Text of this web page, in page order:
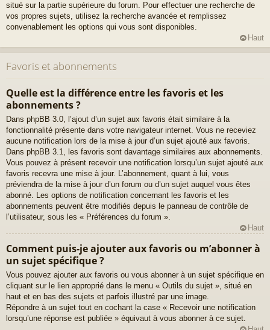
situé sur la partie supérieure du forum. Pour effectuer une recherche de
vos propres sujets, utilisez la recherche avancée et remplissez
convenablement les options qui vous sont disponibles.
Haut
Favoris et abonnements
Quelle est la différence entre les favoris et les
abonnements ?
Dans phpBB 3.0, l’ajout d’un sujet aux favoris était similaire à la
fonctionnalité présente dans votre navigateur internet. Vous ne receviez
aucune notification lors de la mise à jour d’un sujet ajouté aux favoris.
Dans phpBB 3.1, les favoris sont davantage similaires aux abonnements.
Vous pouvez à présent recevoir une notification lorsqu’un sujet ajouté aux
favoris recevra une mise à jour. L’abonnement, quant à lui, vous
préviendra de la mise à jour d’un forum ou d’un sujet auquel vous êtes
abonné. Les options de notification concernant les favoris et les
abonnements peuvent être modifiés depuis le panneau de contrôle de
l’utilisateur, sous les « Préférences du forum ».
Haut
Comment puis-je ajouter aux favoris ou m’abonner à
un sujet spécifique ?
Vous pouvez ajouter aux favoris ou vous abonner à un sujet spécifique en
cliquant sur le lien approprié dans le menu « Outils du sujet », situé en
haut et en bas des sujets et parfois illustré par une image.
Répondre à un sujet tout en cochant la case « Recevoir une notification
lorsqu’une réponse est publiée » équivaut à vous abonner à ce sujet.